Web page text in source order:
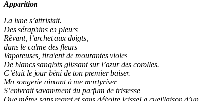
Apparition
La lune s’attristait.
Des séraphins en pleurs
Rêvant, l’archet aux doigts,
dans le calme des fleurs
Vaporeuses, tiraient de mourantes violes
De blancs sanglots glissant sur l’azur des corolles.
C’était le jour béni de ton premier baiser.
Ma songerie aimant à me martyriser
S’enivrait savamment du parfum de tristesse
Que même sans regret et sans déboire laisseLa cueillaison d’un